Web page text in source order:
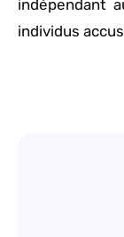
indépendant
individus